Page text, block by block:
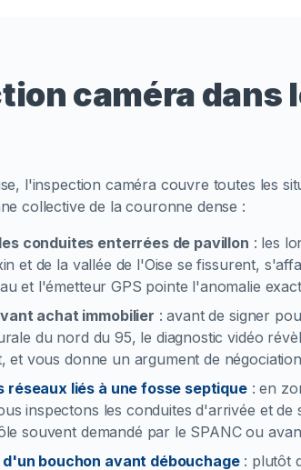
caméra dans
l'inspection caméra couvre toutes les
collective de la couronne dense :
conduites enterrées de pavillon : les
et de la vallée de l'Oise se fissurent,
et l'émetteur GPS pointe l'anomalie
achat immobilier :avant de signer
du nord du 95, le diagnostic vidéo
et vous donne un argument de
réseaux liés à une fosse septique:en
inspectons les conduites d'arrivée et
souvent demandé par le SPANC ou
bouchon avant débouchage: plutôt